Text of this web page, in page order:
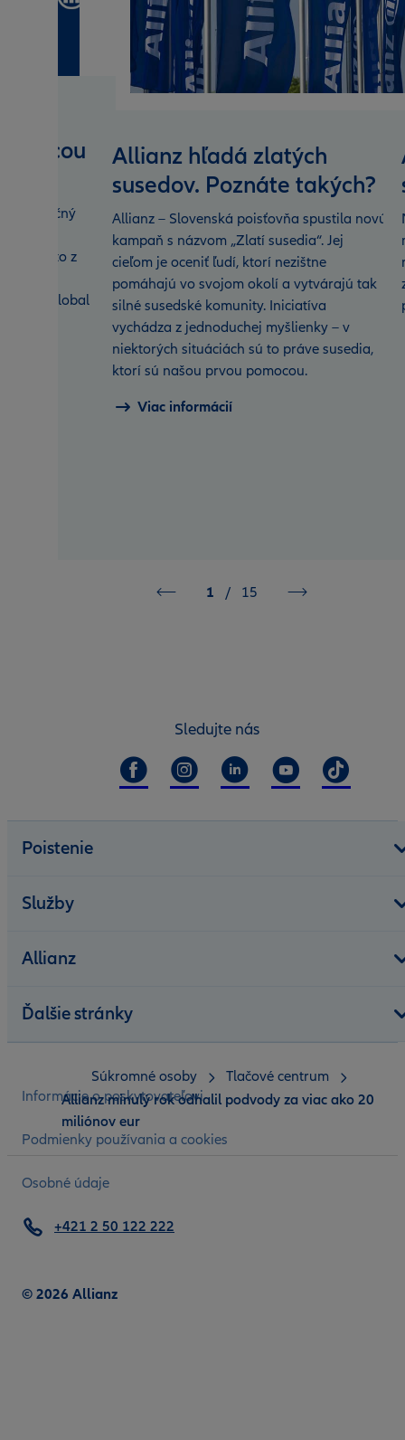
to z
Best Global
Allianz hľadá zlatých
susedov. Poznáte takých?
Allianz – Slovenská poisťovňa spustila novú
kampaň s názvom „Zlatí susedia“. Jej
cieľom je oceniť ľudí, ktorí nezištne
pomáhajú vo svojom okolí a vytvárajú tak
silné susedské komunity. Iniciatíva
vychádza z jednoduchej myšlienky – v
niektorých situáciách sú to práve susedia,
ktorí sú našou prvou pomocou.
Viac informácií
1 / 15
Sledujte nás
Poistenie
Služby
Allianz
Ďalšie stránky
Informácie o poskytovateľovi
Podmienky používania a cookies
Osobné údaje
© 2026 Allianz
+421 2 50 122 222
Súkromné osoby
Tlačové centrum
Allianz minulý rok odhalil podvody za viac ako 20
miliónov eur